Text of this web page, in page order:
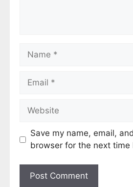
Save my name, email,
browser for the next time